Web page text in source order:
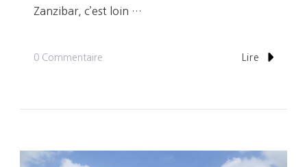
Zanzibar, c’est loin …
0 Commentaire Lire